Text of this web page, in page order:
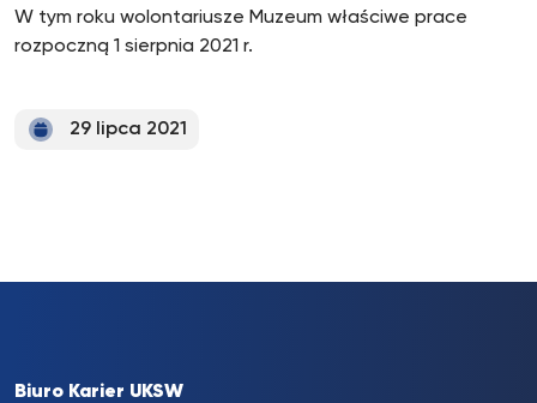
W tym roku wolontariusze Muzeum właściwe prace
rozpoczną 1 sierpnia 2021 r.
29 lipca 2021
Biuro Karier UKSW